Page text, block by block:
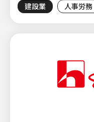
建設業 人事労務